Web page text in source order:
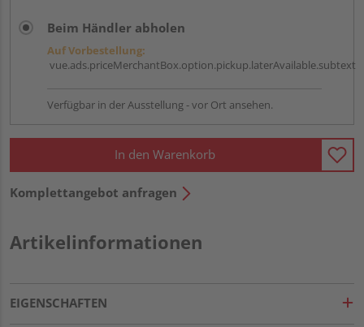
Beim Händler abholen
Auf Vorbestellung:
vue.ads.priceMerchantBox.option.pickup.laterAvailable.subtext
Verfügbar in der Ausstellung - vor Ort ansehen.
In den Warenkorb
Komplettangebot anfragen
Artikelinformationen
EIGENSCHAFTEN